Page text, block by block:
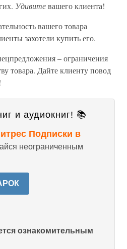
Удивитевашего клиента!
вашего товара
захотели купить его.
– ограничения
товара. Дайте клиенту повод
и аудиокниг! 📚
Подписки в
неограниченным
ознакомительным